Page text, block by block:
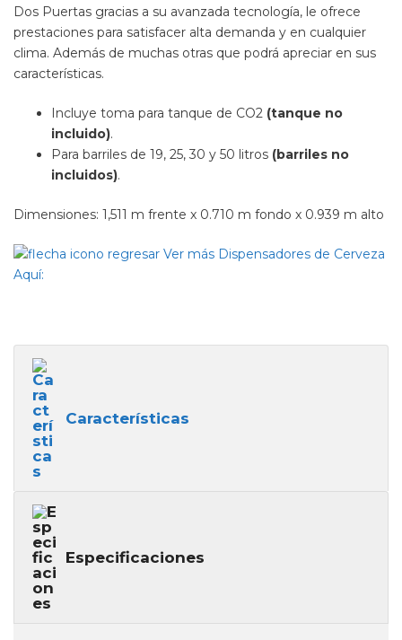
Dos Puertas gracias a su avanzada tecnología, le ofrece
prestaciones para satisfacer alta demanda y en cualquier
clima. Además de muchas otras que podrá apreciar en sus
características.
Incluye toma para tanque de CO2 (tanque no
incluido).
Para barriles de 19, 25, 30 y 50 litros (barriles no
incluidos).
Dimensiones: 1,511 m frente x 0.710 m fondo x 0.939 m alto
Ver más Dispensadores de Cerveza
Aquí:
Características
Especificaciones